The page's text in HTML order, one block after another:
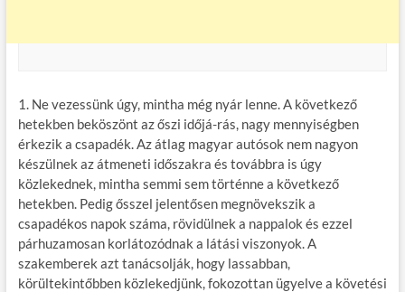
1. Ne vezessünk úgy, mintha még nyár lenne. A következő
hetekben beköszönt az őszi időjá-rás, nagy mennyiségben
érkezik a csapadék. Az átlag magyar autósok nem nagyon
készülnek az átmeneti időszakra és továbbra is úgy
közlekednek, mintha semmi sem történne a következő
hetekben. Pedig ősszel jelentősen megnövekszik a
csapadékos napok száma, rövidülnek a nappalok és ezzel
párhuzamosan korlátozódnak a látási viszonyok. A
szakemberek azt tanácsolják, hogy lassabban,
körültekintőbben közlekedjünk, fokozottan ügyelve a követési